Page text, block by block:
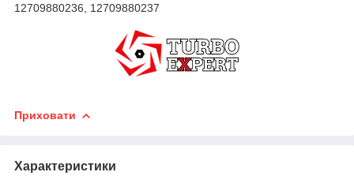
12709880236, 12709880237
Приховати
Характеристики